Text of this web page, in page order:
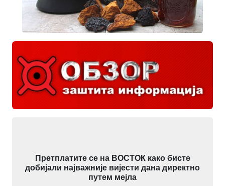
Претплатите се на ВОСТОК како бисте
добијали најважније вијести дана директно
путем мејла